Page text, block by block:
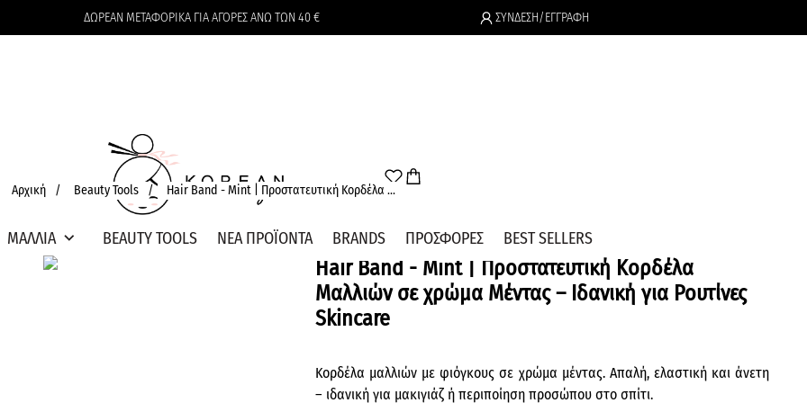
ΔΩΡΕΑΝ ΜΕΤΑΦΟΡΙΚΑ ΓΙΑ ΑΓΟΡΕΣ ΑΝΩ ΤΩΝ 40 € ΣΥΝΔΕΣΗ/ΕΓΓΡΑΦΗ
Το καλάθι δεν περιέχει προϊόντα.
ΜΑΛΛΙΑ expand_more BEAUTY TOOLS ΝΕΑ ΠΡΟΪΟΝΤΑ BRANDS ΠΡΟΣΦΟΡΕΣ BEST SELLERS
Αρχική / Beauty Tools / Hair Band - Mint | Προστατευτική Κορδέλα ...
Hair Band - Mint | Προστατευτική Κορδέλα
Μαλλιών σε χρώμα Μέντας – Ιδανική για Ρουτίνες
Skincare
Κορδέλα μαλλιών με φιόγκους σε χρώμα μέντας. Απαλή, ελαστική και άνετη
– ιδανική για μακιγιάζ ή περιποίηση προσώπου στο σπίτι.